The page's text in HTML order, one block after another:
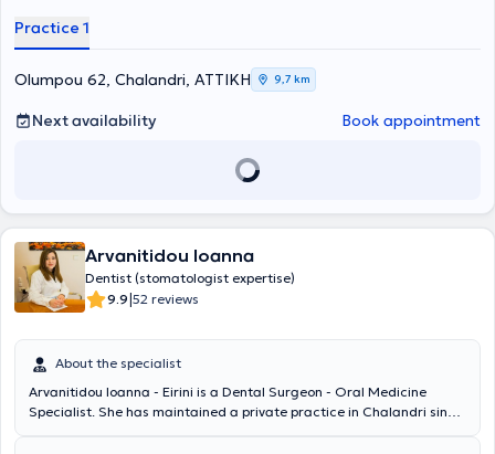
are provided for issues such as benign tumors (lipomas), malignant
modern technology that fully meets contemporary standards.
Practice 1
Olumpou 62, Chalandri, ΑΤΤΙΚΗ 9,7 km
Next availability Book appointment
Arvanitidou Ioanna
Dentist (stomatologist expertise)
9.9|52 reviews
About the specialist
Arvanitidou Ioanna - Eirini is a Dental Surgeon - Oral Medicine
Specialist. She has maintained a private practice in Chalandri since